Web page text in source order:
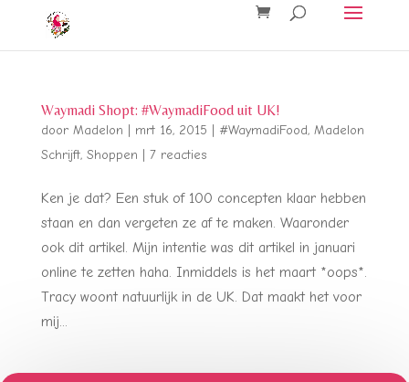
Waymadi Shopt: #WaymadiFood uit UK!
door Madelon mrt 16, 2015 #WaymadiFood, Madelon
Schrijft, Shoppen 7 reacties
Ken je dat? Een stuk of 100 concepten klaar hebben
staan en dan vergeten ze af te maken. Waaronder
ook dit artikel. Mijn intentie was dit artikel in januari
online te zetten haha. Inmiddels is het maart *oops*.
Tracy woont natuurlijk in de UK. Dat maakt het voor
mij...